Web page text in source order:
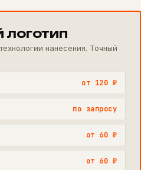
логотип
нанесения. Точный
от 120 ₽
по запросу
от 60 ₽
от 60 ₽